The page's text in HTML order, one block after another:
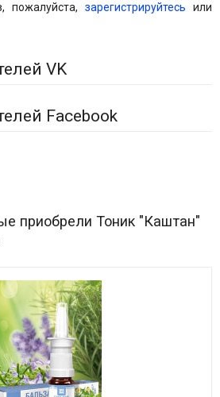
пожалуйста, зарегистрируйтесь или
VK
Facebook
приобрели Тоник "Каштан"